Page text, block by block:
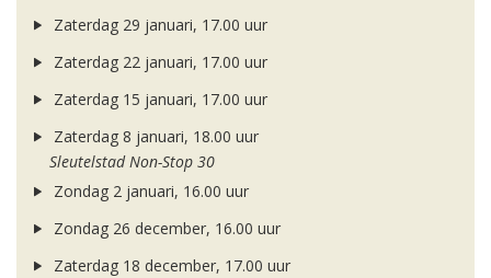
Zaterdag 29 januari, 17.00 uur
Zaterdag 22 januari, 17.00 uur
Zaterdag 15 januari, 17.00 uur
Zaterdag 8 januari, 18.00 uur
Sleutelstad Non-Stop 30
Zondag 2 januari, 16.00 uur
Zondag 26 december, 16.00 uur
Zaterdag 18 december, 17.00 uur